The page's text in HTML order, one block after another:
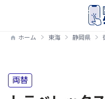
ホーム 東海 静岡県
両替